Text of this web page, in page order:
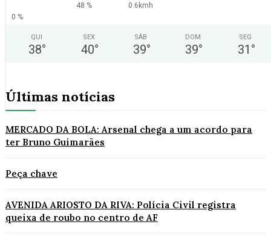
48 %
0.6kmh
0 %
QUI
38°
SEX
40°
SÁB
39°
DOM
39°
SEG
31 °
Últimas notícias
MERCADO DA BOLA: Arsenal chega a um acordo para
ter Bruno Guimarães
Peça chave
AVENIDA ARIOSTO DA RIVA: Polícia Civil registra
queixa de roubo no centro de AF